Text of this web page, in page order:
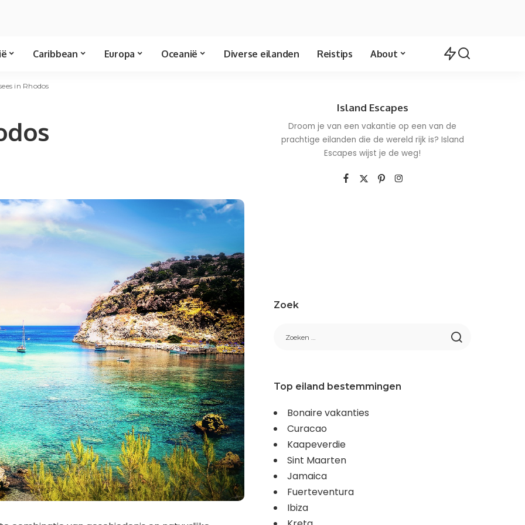
Caribbean Europa Oceanië Diverse eilanden Reistips About
in Rhodos
Island Escapes
Droom je van een vakantie op een van de
prachtige eilanden die de wereld rijk is? Island
Escapes wijst je de weg!
Zoek
Top eiland bestemmingen
Bonaire vakanties
Curacao
Kaapeverdie
Sint Maarten
Jamaica
Fuerteventura
Ibiza